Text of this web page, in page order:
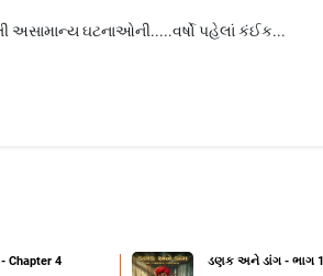
અસામાન્ય ઘટનાઓની.....વર્ષો પહેલાં કંઈક...
Chapter 4 ડણક અને ડાંગ - ભાગ 1